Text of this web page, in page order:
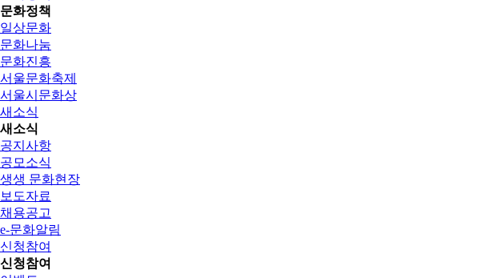
문화정책
일상문화
문화나눔
문화진흥
서울문화축제
서울시문화상
새소식
새소식
공지사항
공모소식
생생 문화현장
보도자료
채용공고
e-문화알림
신청참여
신청참여